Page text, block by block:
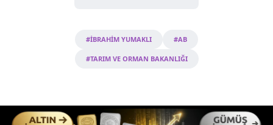
#İBRAHİM YUMAKLI #AB
#TARIM VE ORMAN BAKANLIĞI